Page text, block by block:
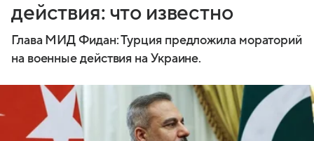
действия: что известно
Глава МИД Фидан: Турция предложила мораторий
на военные действия на Украине.